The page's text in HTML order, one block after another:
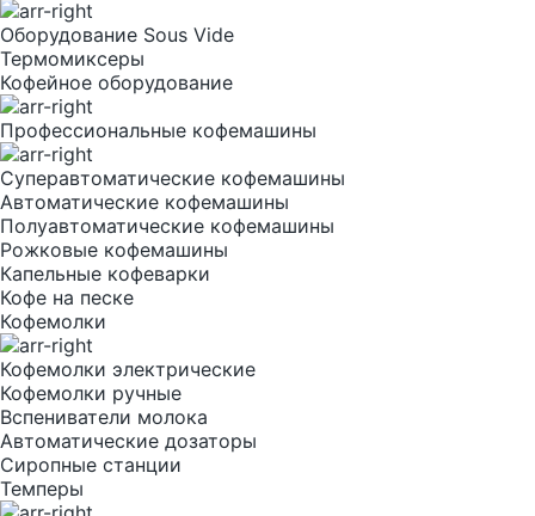
Оборудование Sous Vide
Термомиксеры
Кофейное оборудование
Профессиональные кофемашины
Суперавтоматические кофемашины
Автоматические кофемашины
Полуавтоматические кофемашины
Рожковые кофемашины
Капельные кофеварки
Кофе на песке
Кофемолки
Кофемолки электрические
Кофемолки ручные
Вспениватели молока
Автоматические дозаторы
Сиропные станции
Темперы